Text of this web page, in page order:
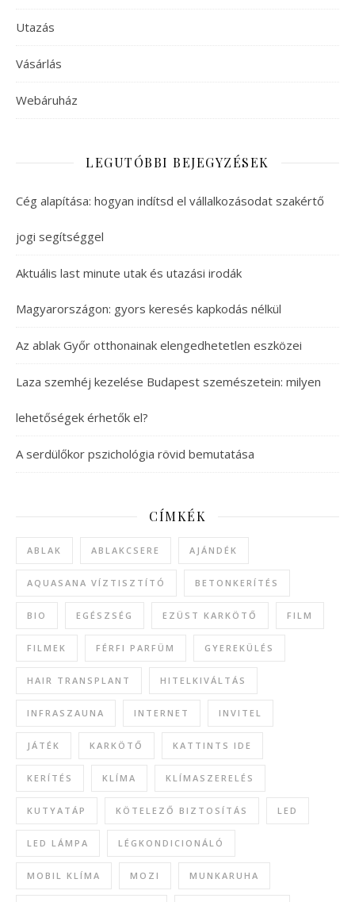
Utazás
Vásárlás
Webáruház
LEGUTÓBBI BEJEGYZÉSEK
Cég alapítása: hogyan indítsd el vállalkozásodat szakértő
jogi segítséggel
Aktuális last minute utak és utazási irodák
Magyarországon: gyors keresés kapkodás nélkül
Az ablak Győr otthonainak elengedhetetlen eszközei
Laza szemhéj kezelése Budapest szemészetein: milyen
lehetőségek érhetők el?
A serdülőkor pszichológia rövid bemutatása
CÍMKÉK
ABLAK ABLAKCSERE AJÁNDÉK
AQUASANA VÍZTISZTÍTÓ BETONKERÍTÉS
BIO EGÉSZSÉG EZÜST KARKÖTŐ FILM
FILMEK FÉRFI PARFÜM GYEREKÜLÉS
HAIR TRANSPLANT HITELKIVÁLTÁS
INFRASZAUNA INTERNET INVITEL
JÁTÉK KARKÖTŐ KATTINTS IDE
KERÍTÉS KLÍMA KLÍMASZERELÉS
KUTYATÁP KÖTELEZŐ BIZTOSÍTÁS LED
LED LÁMPA LÉGKONDICIONÁLÓ
MOBIL KLÍMA MOZI MUNKARUHA